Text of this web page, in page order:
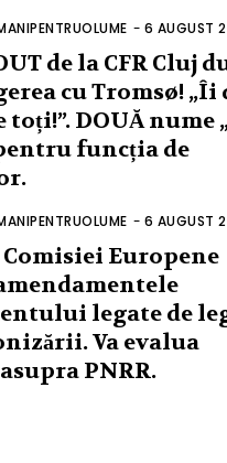
- 6 AUGUST
de la CFR Cluj
cu Tromsø! „Îi
toți!”. DOUĂ nume
funcția de
- 6 AUGUST
Comisiei Europene
legate de
Va evalua
PNRR.